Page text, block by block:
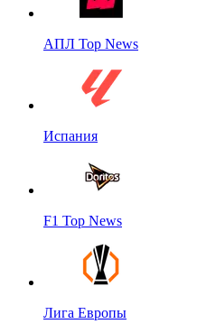
АПЛ Top News
Испания
F1 Top News
Лига Европы